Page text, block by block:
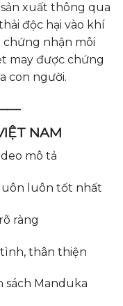
xuất thông qua
độc hại vào khí
chứng nhận môi
may được chứng
con người.
NAM
mô tả
luôn luôn tốt nhất
ràng
thân thiện
sách Manduka